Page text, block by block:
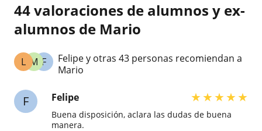
44 valoraciones de alumnos y ex-
alumnos de Mario
F
M
L
Felipe y otras 43 personas recomiendan a
Mario
F Felipe ★★★★★
Buena disposición, aclara las dudas de buena
manera.